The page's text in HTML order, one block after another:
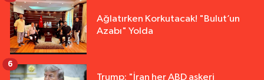
Ağlatırken Korkutacak! "Bulut’un
Azabı" Yolda
Trump: "İran her ABD askeri
6